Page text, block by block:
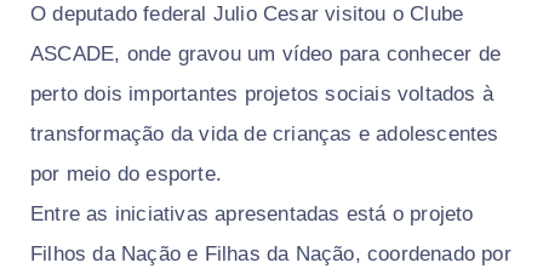
O deputado federal Julio Cesar visitou o Clube
ASCADE, onde gravou um vídeo para conhecer de
perto dois importantes projetos sociais voltados à
transformação da vida de crianças e adolescentes
por meio do esporte.
Entre as iniciativas apresentadas está o projeto
Filhos da Nação e Filhas da Nação, coordenado por